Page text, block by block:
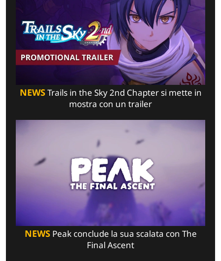
NEWSTrails in the Sky 2nd Chapter si mette in
mostra con un trailer
NEWSPeak conclude la sua scalata con The
Final Ascent